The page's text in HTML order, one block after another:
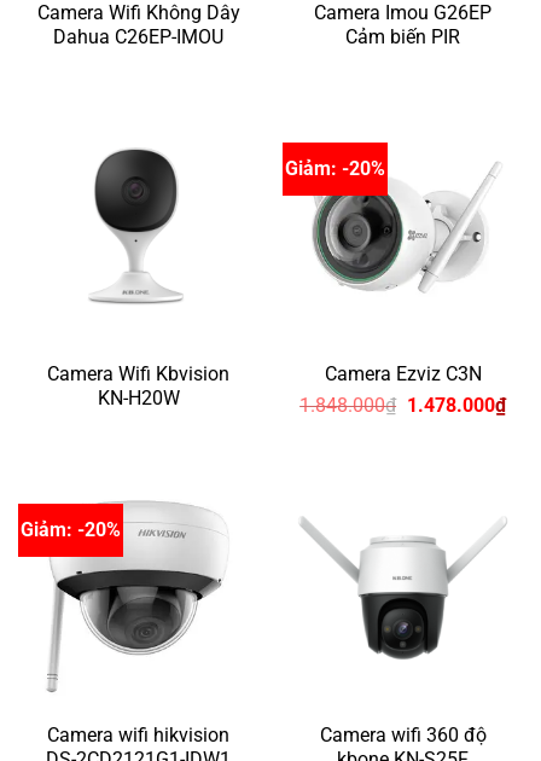
Camera Wifi Không Dây
Dahua C26EP-IMOU
Camera Imou G26EP
Cảm biến PIR
Camera Wifi Kbvision
KN-H20W
Giảm: -20%
Camera Ezviz C3N
1.848.000₫ Giá
1.478.000₫Giá
Giảm: -20%
Camera wifi hikvision
Camera wifi 360 độ